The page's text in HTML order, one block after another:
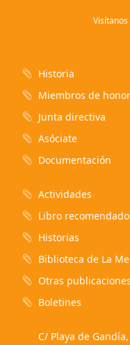
Visítanos
Historia
Miembros de honor
Junta directiva
Asóciate
Documentación
Actividades
Libro
Historias
Biblioteca de La
Otras publicaciones
Boletines
C/ Playa de